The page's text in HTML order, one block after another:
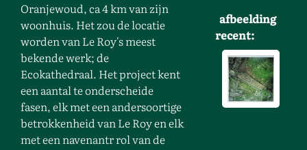
Oranjewoud, ca 4 km van zijn
woonhuis. Het zou de locatie
worden van Le Roy's meest
bekende werk; de
Ecokathedraal. Het project kent
een aantal te onderscheide
fasen, elk met een andersoortige
betrokkenheid van Le Roy en elk
met een navenantr rol van de
afbeelding
recent: